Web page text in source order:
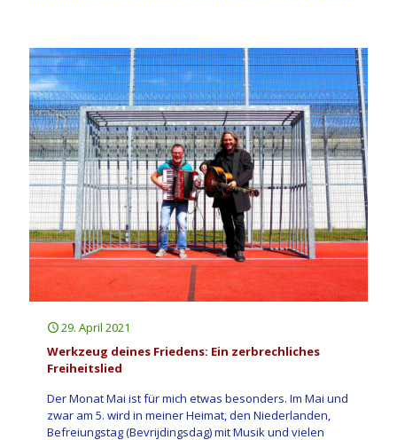
29. April 2021
Werkzeug deines Friedens: Ein zerbrechliches
Freiheitslied
Der Monat Mai ist für mich etwas besonders. Im Mai und
zwar am 5. wird in meiner Heimat, den Niederlanden,
Befreiungstag (Bevrijdingsdag) mit Musik und vielen